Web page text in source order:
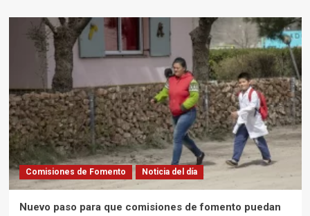
Comisiones de Fomento Noticia del día
Nuevo paso para que comisiones de fomento puedan